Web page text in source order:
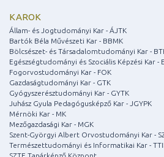
KAROK
Állam- és Jogtudományi Kar - ÁJTK
Bartók Béla Művészeti Kar - BBMK
Bölcsészet- és Társadalomtudományi Kar -
Egészségtudományi és Szociális Képzési Kar -
Fogorvostudományi Kar - FOK
Gazdaságtudományi Kar - GTK
Gyógyszerésztudományi Kar - GYTK
Juhász Gyula Pedagógusképző Kar - JGYPK
Mérnöki Kar - MK
Mezőgazdasági Kar - MGK
Szent-Györgyi Albert Orvostudományi Kar -
Természettudományi és Informatikai Kar -